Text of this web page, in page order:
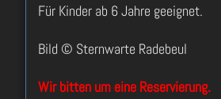
Für Kinder ab 6 Jahre geeignet.
Bild © Sternwarte Radebeul
Wir bitten um eine Reservierung.